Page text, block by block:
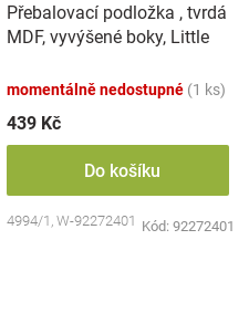
Přebalovací podložka , tvrdá
MDF, vyvýšené boky, Little
Nellys
momentálně nedostupné (1 ks)
439 Kč
Do košíku
4994/1, W-92272401 Kód: 92272401